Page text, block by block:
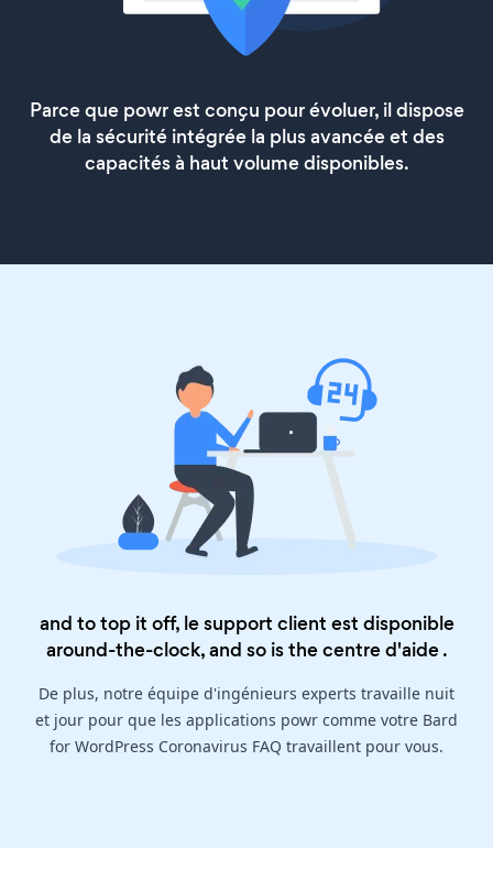
Parce que powr est conçu pour évoluer, il dispose
de la sécurité intégrée la plus avancée et des
capacités à haut volume disponibles.
and to top it off, le support client est disponible
around-the-clock, and so is thecentre d'aide.
De plus, notre équipe d'ingénieurs experts travaille nuit
et jour pour que les applications powr comme votre Bard
for WordPress Coronavirus FAQ travaillent pour vous.